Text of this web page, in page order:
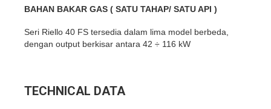
BAHAN BAKAR GAS ( SATU TAHAP/ SATU API )
Seri Riello 40 FS tersedia dalam lima model berbeda,
dengan output berkisar antara 42 ÷ 116 kW
TECHNICAL DATA